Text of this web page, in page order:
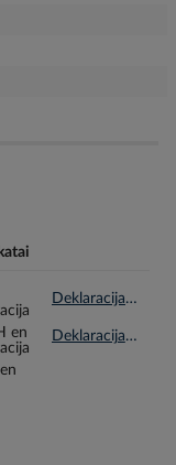
Deklaracija REACH en.pdf
Deklaracija RoHS en.pdf